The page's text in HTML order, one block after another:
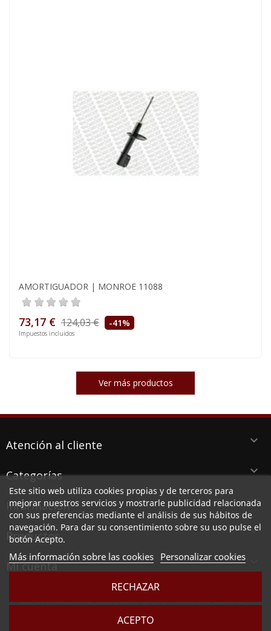
AMORTIGUADOR | MONROE 11088
73,17 € 124,03 € -41%
Impuestos incluidos
Ver más productos
Atención al cliente keyboard_arrow_down
Categorías keyboard_arrow_down
Información keyboard_arrow_down
Productos keyboard_arrow_down
Mi cuenta
Este sitio web utiliza cookies propias y de terceros para
mejorar nuestros servicios y mostrarle publicidad relacionada
con sus preferencias mediante el análisis de sus hábitos de
navegación. Para dar su consentimiento sobre su uso pulse el
botón Acepto.
Más información sobre las cookies Personalizar cookies
RECHAZAR
ACEPTO
LUBESPA DISTRIBUCIONES DEL LEVANTE SL, CIF B73789513, Ctra. Alicante 38 PI
Sociedad inscrita en el Registro Mercantil de Murcia, en el tomo 2949, folio 164, hoja MU -